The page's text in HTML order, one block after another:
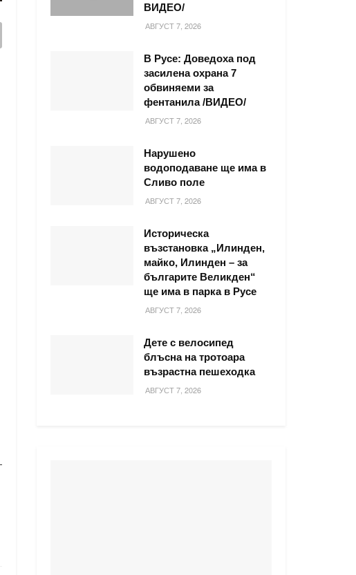
ВИДЕО/
АВГУСТ 7, 2026
В Русе: Доведоха под
засилена охрана 7
обвиняеми за
фентанила /ВИДЕО/
АВГУСТ 7, 2026
Нарушено
водоподаване ще има в
Сливо поле
АВГУСТ 7, 2026
Историческа
възстановка „Илинден,
майко, Илинден – за
българите Великден“
ще има в парка в Русе
АВГУСТ 7, 2026
Дете с велосипед
блъсна на тротоара
възрастна пешеходка
АВГУСТ 7, 2026